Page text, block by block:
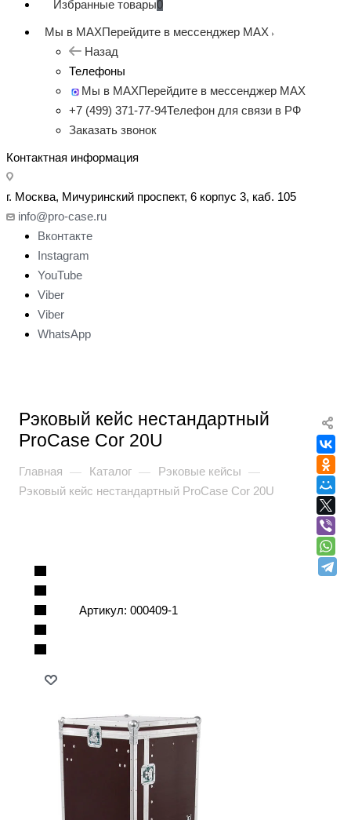
Избранные товары0
Мы в MAXПерейдите в мессенджер MAX
Назад
Телефоны
Мы в MAXПерейдите в мессенджер MAX
+7 (499) 371-77-94Телефон для связи в РФ
Заказать звонок
Контактная информация
г. Москва, Мичуринский проспект, 6 корпус 3, каб. 105
info@pro-case.ru
Вконтакте
Instagram
YouTube
Viber
Viber
WhatsApp
Рэковый кейс нестандартный
ProCase Cor 20U
Главная — Каталог — Рэковые кейсы —
Рэковый кейс нестандартный ProCase Cor 20U
Артикул: 000409-1